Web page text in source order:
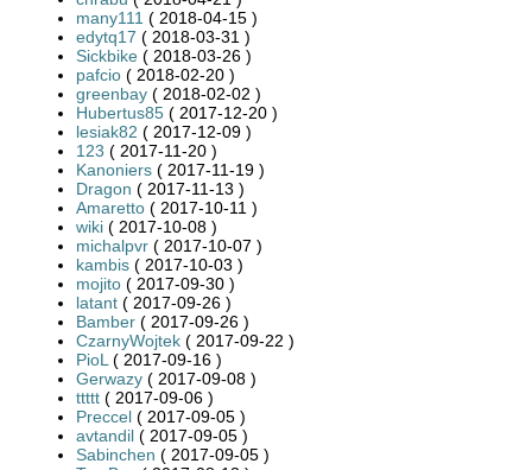
many111 ( 2018-04-15 )
edytq17 ( 2018-03-31 )
Sickbike ( 2018-03-26 )
pafcio ( 2018-02-20 )
greenbay ( 2018-02-02 )
Hubertus85 ( 2017-12-20 )
lesiak82 ( 2017-12-09 )
123 ( 2017-11-20 )
Kanoniers ( 2017-11-19 )
Dragon ( 2017-11-13 )
Amaretto ( 2017-10-11 )
wiki ( 2017-10-08 )
michalpvr ( 2017-10-07 )
kambis ( 2017-10-03 )
mojito ( 2017-09-30 )
latant ( 2017-09-26 )
Bamber ( 2017-09-26 )
CzarnyWojtek ( 2017-09-22 )
PioL ( 2017-09-16 )
Gerwazy ( 2017-09-08 )
ttttt ( 2017-09-06 )
Preccel ( 2017-09-05 )
avtandil ( 2017-09-05 )
Sabinchen ( 2017-09-05 )